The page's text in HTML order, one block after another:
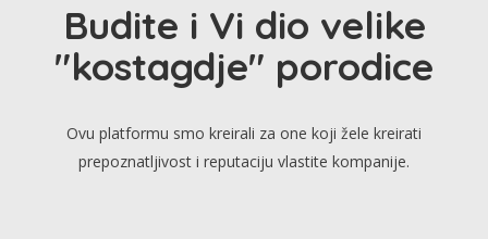
Budite i Vi dio velike
"kostagdje" porodice
Ovu platformu smo kreirali za one koji žele kreirati
prepoznatljivost i reputaciju vlastite kompanije.